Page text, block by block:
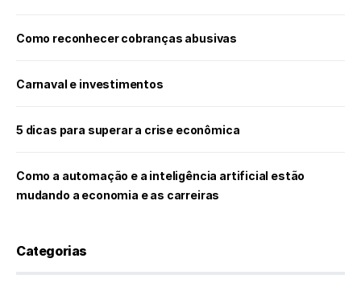
Como reconhecer cobranças abusivas
Carnaval e investimentos
5 dicas para superar a crise econômica
Como a automação e a inteligência artificial estão
mudando a economia e as carreiras
Categorias